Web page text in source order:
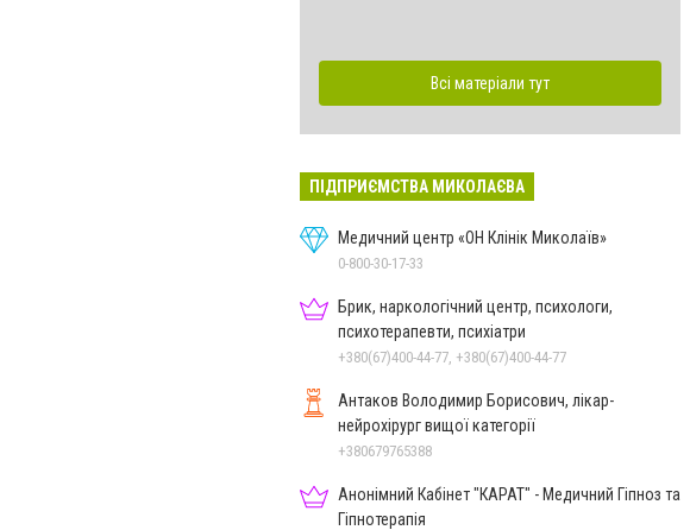
Всі матеріали тут
ПІДПРИЄМСТВА МИКОЛАЄВА
Медичний центр «ОН Клінік Миколаїв»
0-800-30-17-33
Брик, наркологічний центр, психологи,
психотерапевти, психіатри
+380(67)400-44-77, +380(67)400-44-77
Антаков Володимир Борисович, лікар-
нейрохірург вищої категорії
+380679765388
Анонімний Кабінет "КАРАТ" - Медичний Гіпноз та
Гіпнотерапія